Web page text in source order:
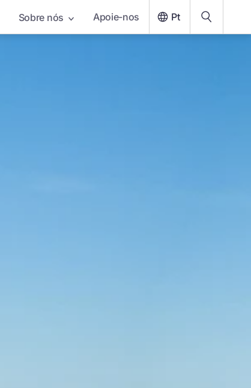
Sobre nós Apoie-nos Pt